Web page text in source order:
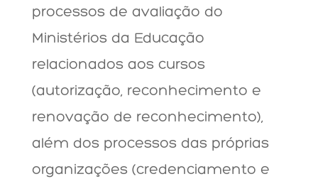
processos de avaliação do
Ministérios da Educação
relacionados aos cursos
(autorização, reconhecimento e
renovação de reconhecimento),
além dos processos das próprias
organizações (credenciamento e